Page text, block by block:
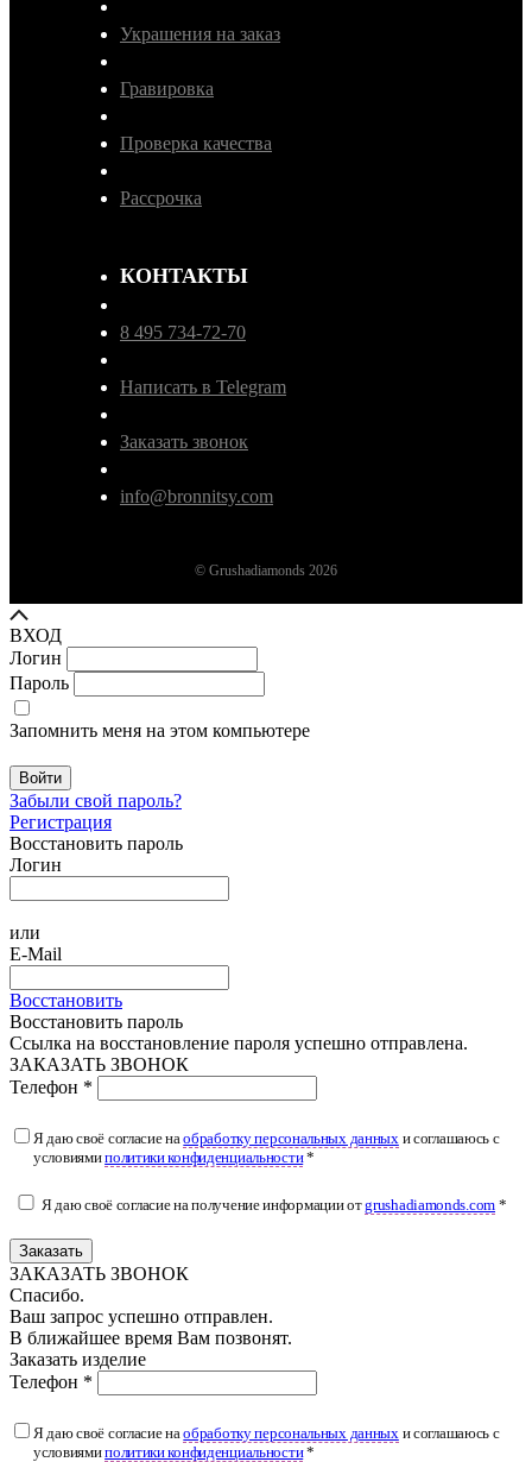
Украшения на заказ
Гравировка
Проверка качества
Рассрочка
КОНТАКТЫ
8 495 734-72-70
Написать в Telegram
Заказать звонок
info@bronnitsy.com
© Grushadiamonds 2026
ВХОД
Логин
Пароль
Запомнить меня на этом компьютере
Войти
Забыли свой пароль?
Регистрация
Восстановить пароль
Логин
или
E-Mail
Восстановить
Восстановить пароль
Ссылка на восстановление пароля успешно отправлена.
ЗАКАЗАТЬ ЗВОНОК
Телефон *
Я даю своё согласие наобработку персональных данныхи соглашаюсь с
условиямиполитики конфиденциальности*
Я даю своё согласие на получение информации отgrushadiamonds.com *
Заказать
ЗАКАЗАТЬ ЗВОНОК
Спасибо.
Ваш запрос успешно отправлен.
В ближайшее время Вам позвонят.
Заказать изделие
Телефон *
Я даю своё согласие наобработку персональных данныхи соглашаюсь с
условиямиполитики конфиденциальности*